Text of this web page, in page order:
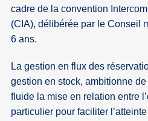
cadre de la convention
(CIA), délibérée par le Conseil
6 ans.
La gestion en flux des
gestion en stock, ambitionne
fluide la mise en relation entre
particulier pour faciliter